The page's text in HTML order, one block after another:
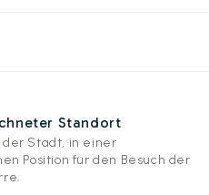
Standort
der Stadt, in einer
Position für den Besuch der